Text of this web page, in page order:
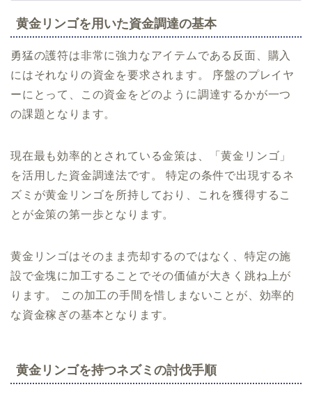
黄金リンゴを用いた資金調達の基本
勇猛の護符は非常に強力なアイテムである反面、購入
にはそれなりの資金を要求されます。 序盤のプレイヤ
ーにとって、この資金をどのように調達するかが一つ
の課題となります。
現在最も効率的とされている金策は、「黄金リンゴ」
を活用した資金調達法です。 特定の条件で出現するネ
ズミが黄金リンゴを所持しており、これを獲得するこ
とが金策の第一歩となります。
黄金リンゴはそのまま売却するのではなく、特定の施
設で金塊に加工することでその価値が大きく跳ね上が
ります。 この加工の手間を惜しまないことが、効率的
な資金稼ぎの基本となります。
黄金リンゴを持つネズミの討伐手順